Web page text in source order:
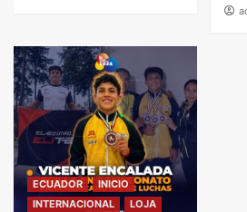
ECUADOR
INICIO
INTERNACIONAL
LOJA